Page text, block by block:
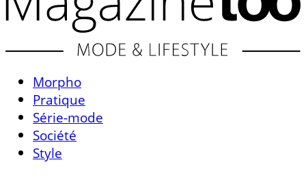
Morpho
Pratique
Série-mode
Société
Style